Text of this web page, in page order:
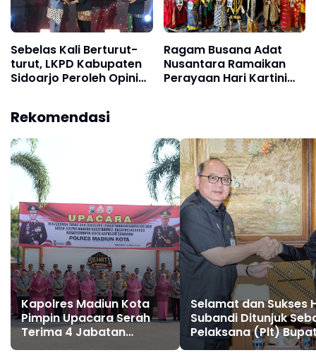
Sebelas Kali Berturut-
turut, LKPD Kabupaten
Sidoarjo Peroleh Opini
Ragam Busana Adat
Nusantara Ramaikan
Perayaan Hari Kartini
Rekomendasi
Kapolres Madiun Kota
Pimpin Upacara Serah
Terima 4 Jabatan
Penting
Selamat dan Sukses
Subandi Ditunjuk
Pelaksana (Plt)
Sidoarjo